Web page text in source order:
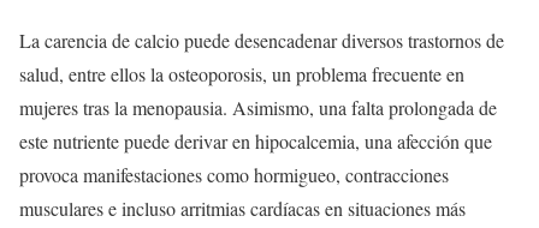
La carencia de calcio puede desencadenar diversos trastornos de
salud, entre ellos la osteoporosis, un problema frecuente en
mujeres tras la menopausia. Asimismo, una falta prolongada de
este nutriente puede derivar en hipocalcemia, una afección que
provoca manifestaciones como hormigueo, contracciones
musculares e incluso arritmias cardíacas en situaciones más